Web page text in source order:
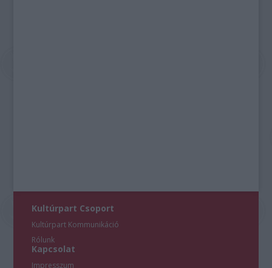
Kultúrpart Csoport
Kultúrpart Kommunikáció
Rólunk
Kapcsolat
Impresszum